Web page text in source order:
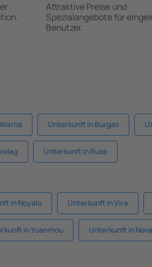
Attraktive Preise und
Spezialangebote für
Benutzer.
Unterkunft in Burgas
Unterkunft in Ruse
in Noyalo Unterkunft in Vira
in Yuanmou Unterkunft in